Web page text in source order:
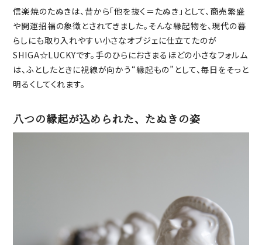
信楽焼のたぬきは、昔から「他を抜く＝たぬき」として、商売繁盛
や開運招福の象徴とされてきました。そんな縁起物を、現代の暮
らしにも取り入れやすい小さなオブジェに仕立てたのが
SHIGA☆LUCKYです。手のひらにおさまるほどの小さなフォルム
は、ふとしたときに視線が向かう“縁起もの”として、毎日をそっと
明るくしてくれます。
八つの縁起が込められた、たぬきの姿